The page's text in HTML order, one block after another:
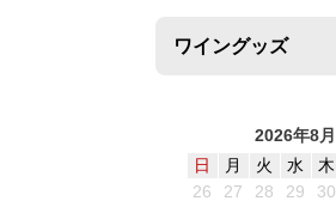
ワイングッズ
2026年8月
日
月 火 水 木
26
27 28 29 30